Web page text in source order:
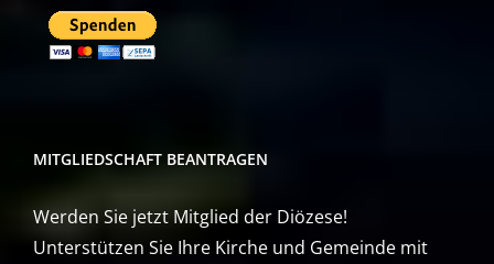
MITGLIEDSCHAFT BEANTRAGEN
Werden Sie jetzt Mitglied der Diözese!
Unterstützen Sie Ihre Kirche und Gemeinde mit